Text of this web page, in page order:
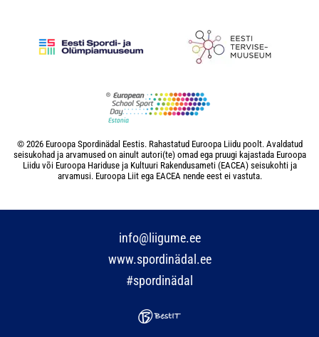
© 2026 Euroopa Spordinädal Eestis. Rahastatud Euroopa Liidu poolt. Avaldatud
seisukohad ja arvamused on ainult autori(te) omad ega pruugi kajastada Euroopa
Liidu või Euroopa Hariduse ja Kultuuri Rakendusameti (EACEA) seisukohti ja
arvamusi. Euroopa Liit ega EACEA nende eest ei vastuta.
info@liigume.ee
www.spordinädal.ee
#spordinädal